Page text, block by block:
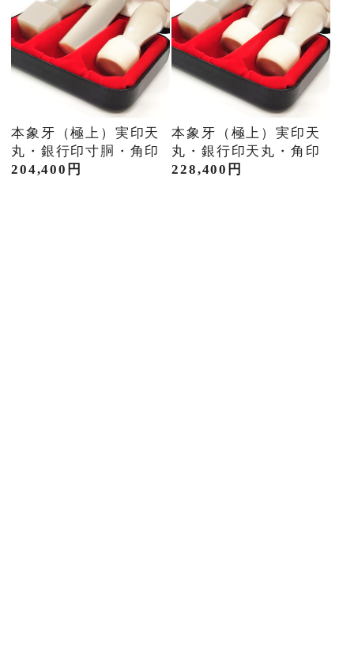
本象牙（極上）実印天
丸・銀行印寸胴・角印
204,400円
本象牙（極上）実印天
丸・銀行印天丸・角印
228,400円